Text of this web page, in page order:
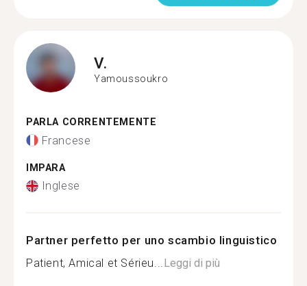
V.
Yamoussoukro
PARLA CORRENTEMENTE
Francese
IMPARA
Inglese
Partner perfetto per uno scambio linguistico
Patient, Amical et Sérieu...Leggi di più